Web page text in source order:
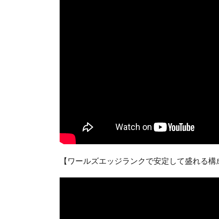
【ワールズエッジランクで安定して盛れる構